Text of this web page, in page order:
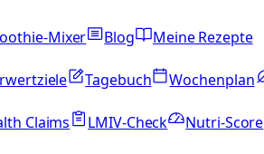
Mixer Blog
Meine Rezepte
Tagebuch Wochenplan
Claims LMIV-Check Nutri-Score